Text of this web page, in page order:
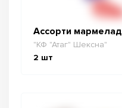
Ассорти мармелад
"КФ "Атаг" Шексна"
2 шт